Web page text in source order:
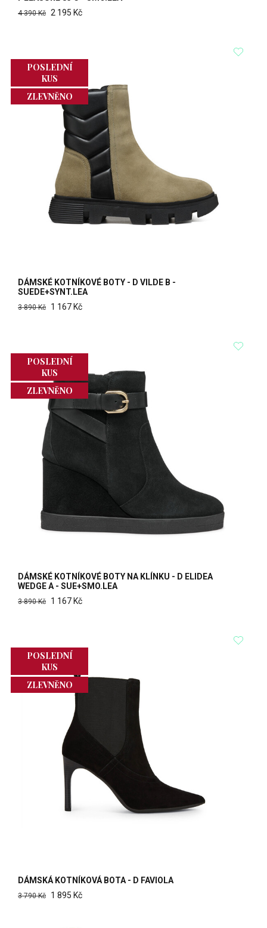
4 390 Kč 2 195 Kč
POSLEDNÍ
KUS
ZLEVNĚNO
DÁMSKÉ KOTNÍKOVÉ BOTY - D VILDE B -
SUEDE+SYNT.LEA
3 890 Kč 1 167 Kč
POSLEDNÍ
KUS
ZLEVNĚNO
DÁMSKÉ KOTNÍKOVÉ BOTY NA KLÍNKU - D ELIDEA
WEDGE A - SUE+SMO.LEA
3 890 Kč 1 167 Kč
POSLEDNÍ
KUS
ZLEVNĚNO
DÁMSKÁ KOTNÍKOVÁ BOTA - D FAVIOLA
3 790 Kč 1 895 Kč